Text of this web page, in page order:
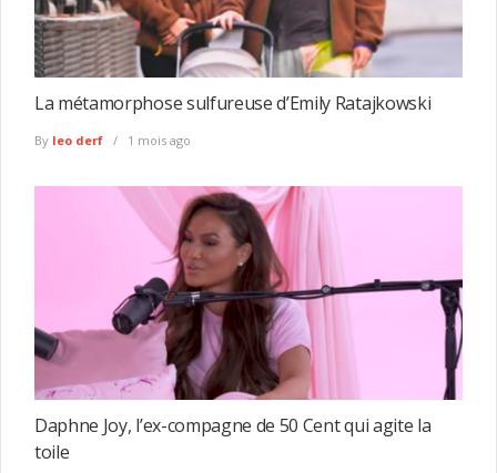
La métamorphose sulfureuse d’Emily Ratajkowski
By leo derf 1 mois ago
Daphne Joy, l’ex-compagne de 50 Cent qui agite la
toile